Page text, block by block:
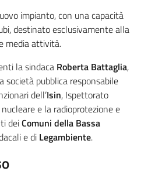
impianto, con una capacità
destinato esclusivamente alla
media attività.
la sindaca Roberta Battaglia,
società pubblica responsabile
dell’Isin, Ispettorato
e la radioprotezione e
deiComuni della Bassa
e di Legambiente.